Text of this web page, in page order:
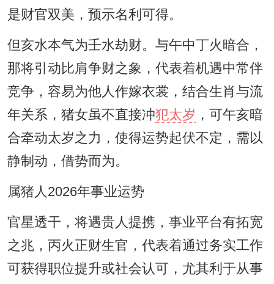
是财官双美，预示名利可得。
但亥水本气为壬水劫财。与午中丁火暗合，
那将引动比肩争财之象，代表着机遇中常伴
竞争，容易为他人作嫁衣裳，结合生肖与流
年关系，猪女虽不直接冲犯太岁 ，可午亥暗
合牵动太岁之力，使得运势起伏不定，需以
静制动，借势而为。
属猪人2026年事业运势
官星透干，将遇贵人提携，事业平台有拓宽
之兆，丙火正财生官，代表着通过务实工作
可获得职位提升或社会认可，尤其利于从事